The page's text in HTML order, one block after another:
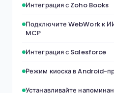
Интеграция с Zoho Books
Подключите WebWork к
MCP
Интеграция с Salesforce
Режим киоска в Android-
Устанавливайте